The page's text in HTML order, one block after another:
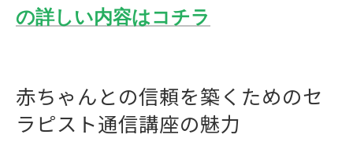
性
子育て中でも安心して学べるセラピスト通信
講座
の詳しい内容はコチラ
赤ちゃんとの信頼を築くためのセ
ラピスト通信講座の魅力